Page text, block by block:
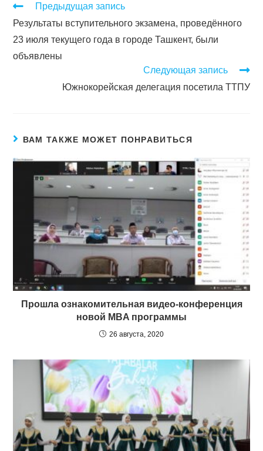
Предыдущая запись
Результаты вступительного экзамена, проведённого
23 июля текущего года в городе Ташкент, были
объявлены
Следующая запись
Южнокорейская делегация посетила ТТПУ
ВАМ ТАКЖЕ МОЖЕТ ПОНРАВИТЬСЯ
Прошла ознакомительная видео-конференция
новой MBA программы
26 августа, 2020